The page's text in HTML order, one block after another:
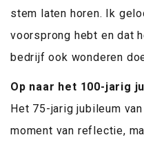
stem laten horen. Ik
voorsprong hebt en dat
bedrijf ook wonderen
Op naar het 100-jarig
Het 75-jarig jubileum
moment van reflectie,